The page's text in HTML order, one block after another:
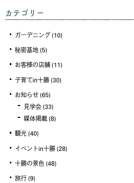
カテゴリー
ガーデニング (10)
秘密基地 (5)
お客様の店舗 (11)
子育てin十勝 (30)
お知らせ (65)
見学会 (33)
媒体掲載 (8)
観光 (40)
イベントin十勝 (28)
十勝の景色 (48)
旅行 (9)